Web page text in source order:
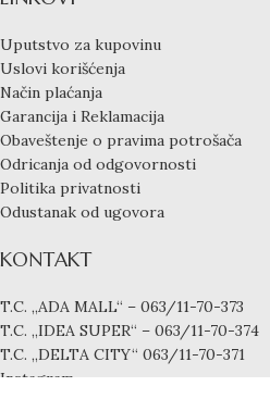
Uputstvo za kupovinu
Uslovi korišćenja
Način plaćanja
Garancija i Reklamacija
Obaveštenje o pravima potrošača
Odricanja od odgovornosti
Politika privatnosti
Odustanak od ugovora
KONTAKT
T.C. „ADA MALL“ – 063/11-70-373
T.C. „IDEA SUPER“ – 063/11-70-374
T.C. „DELTA CITY“ 063/11-70-371
Instagram